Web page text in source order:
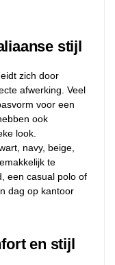
stijl
zich door
afwerking. Veel
voor een
ook
look.
navy, beige,
te
een casual polo of
dag op kantoor
en stijl